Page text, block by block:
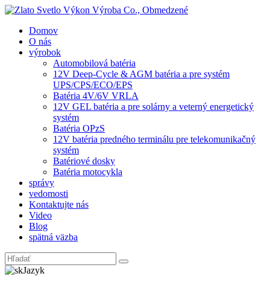
Domov
O nás
výrobok
Automobilová batéria
12V Deep-Cycle & AGM batéria a pre systém
UPS/CPS/ECO/EPS
Batéria 4V/6V VRLA
12V GEL batéria a pre solárny a veterný energetický
systém
Batéria OPzS
12V batéria predného terminálu pre telekomunikačný
systém
Batériové dosky
Batéria motocykla
správy
vedomosti
Kontaktujte nás
Video
Blog
spätná väzba
Jazyk